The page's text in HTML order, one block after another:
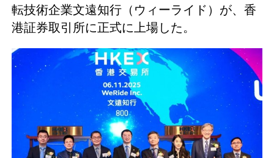
転技術企業文遠知行（ウィーライド）が、香
港証券取引所に正式に上場した。